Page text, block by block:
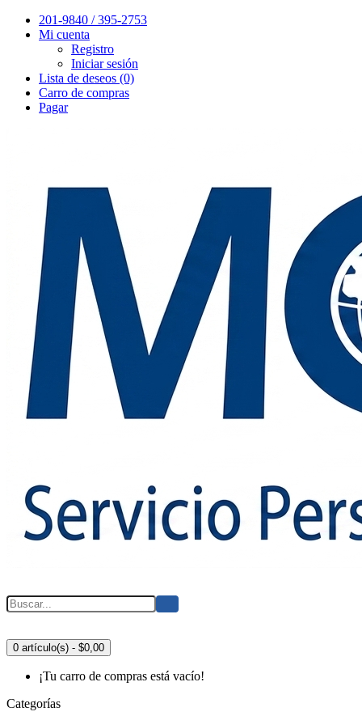
201-9840 / 395-2753
Mi cuenta
Registro
Iniciar sesión
Lista de deseos (0)
Carro de compras
Pagar
0 artículo(s) - $0,00
¡Tu carro de compras está vacío!
Categorías